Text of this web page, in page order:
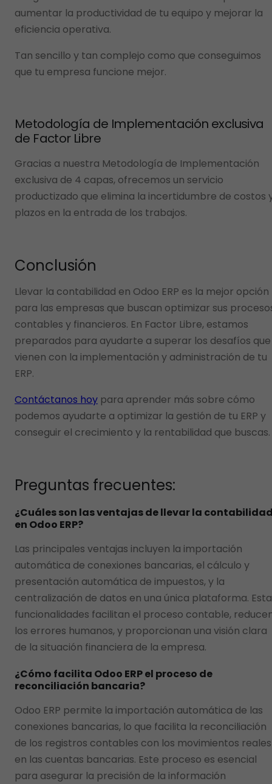
aumentar la productividad de tu equipo y mejorar la
eficiencia operativa.
Tan sencillo y tan complejo como que conseguimos
que tu empresa funcione mejor.
Metodología de Implementación exclusiva
de Factor Libre
Gracias a nuestra Metodología de Implementación
exclusiva de 4 capas, ofrecemos un servicio
productizado que elimina la incertidumbre de costos
plazos en la entrada de los trabajos.
Conclusión
Llevar la contabilidad en Odoo ERP es la mejor opción
para las empresas que buscan optimizar sus
contables y financieros. En Factor Libre, estamos
preparados para ayudarte a superar los desafíos que
vienen con la implementación y administración de tu
ERP.
Contáctanos hoy para aprender más sobre cómo
podemos ayudarte a optimizar la gestión de tu ERP y
conseguir el crecimiento y la rentabilidad que buscas.
Preguntas frecuentes:
¿Cuáles son las ventajas de llevar la
en Odoo ERP?
Las principales ventajas incluyen la importación
automática de conexiones bancarias, el cálculo y
presentación automática de impuestos, y la
centralización de datos en una única plataforma.
funcionalidades facilitan el proceso contable,
los errores humanos, y proporcionan una visión clara
de la situación financiera de la empresa.
¿Cómo facilita Odoo ERP el proceso de
reconciliación bancaria?
Odoo ERP permite la importación automática de las
conexiones bancarias, lo que facilita la reconciliación
de los registros contables con los movimientos reales
en las cuentas bancarias. Este proceso es esencial
para asegurar la precisión de la información